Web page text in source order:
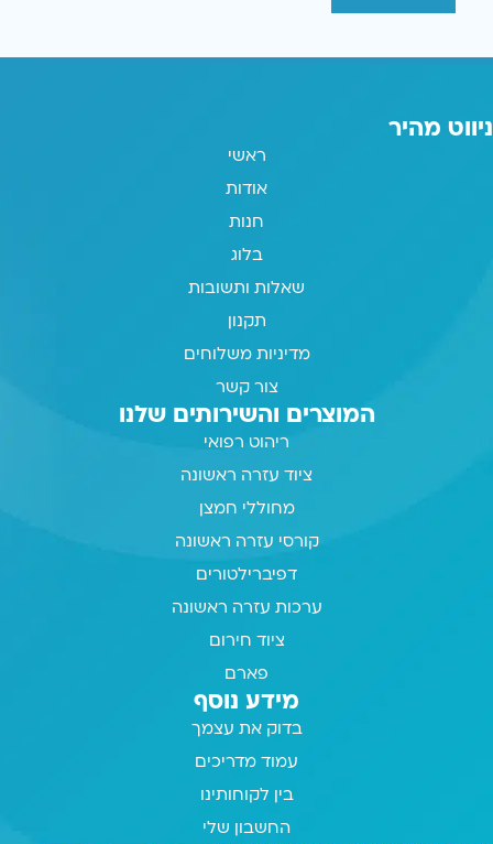
ניווט מהיר
ראשי
אודות
חנות
בלוג
שאלות ותשובות
תקנון
מדיניות משלוחים
צור קשר
המוצרים והשירותים שלנו
ריהוט רפואי
ציוד עזרה ראשונה
מחוללי חמצן
קורסי עזרה ראשונה
דפיברילטורים
ערכות עזרה ראשונה
ציוד חירום
פארם
מידע נוסף
בדוק את עצמך
עמוד מדריכים
בין לקוחותינו
החשבון שלי